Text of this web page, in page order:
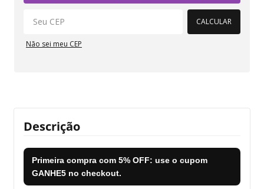
CALCULAR
Não sei meu CEP
Descrição
Primeira compra com 5% OFF: use o cupom
GANHE5 no checkout.